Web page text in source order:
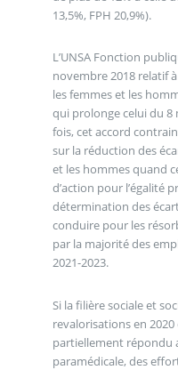
13,5%, FPH 20,9%).
L’UNSA Fonction
novembre 2018 relatif
les femmes et les
qui prolonge celui du 8
fois, cet accord
sur la réduction des
et les hommes quand
d’action pour l’égalité
détermination des
conduire pour les
par la majorité des
2021-2023.
Si la filière sociale et
revalorisations en 2020
partiellement répondu
paramédicale, des